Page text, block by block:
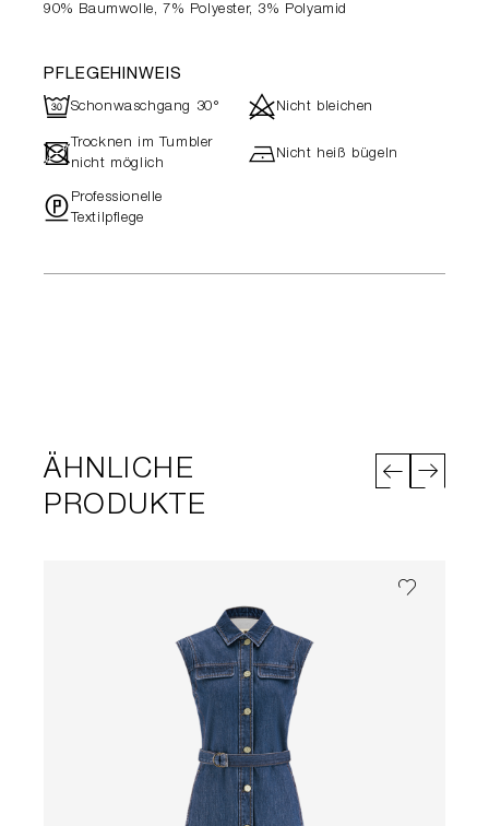
90% Baumwolle, 7% Polyester, 3% Polyamid
PFLEGEHINWEIS
RSchonwaschgang 30° dNicht bleichen
- Trocknen im Tumbler
nicht möglich
hNicht heiß bügeln
"Professionelle
Textilpflege
ÄHNLICHE
PRODUKTE